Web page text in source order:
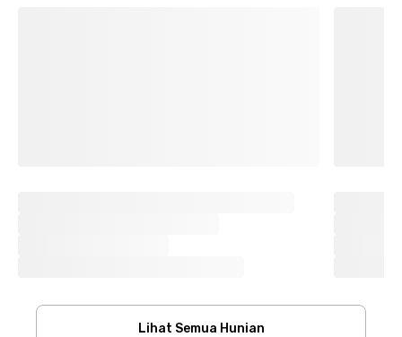
Lihat Semua Hunian